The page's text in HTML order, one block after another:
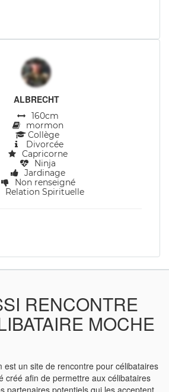
ALBRECHT
160cm
mormon
Collège
Divorcée
Capricorne
Ninja
Jardinage
Non renseigné
Relation Spirituelle
RENCONTRE
MOCHE
est un site de rencontre pour célibataires
créé afin de permettre aux célibataires
partenaires potentiels qui les acceptent